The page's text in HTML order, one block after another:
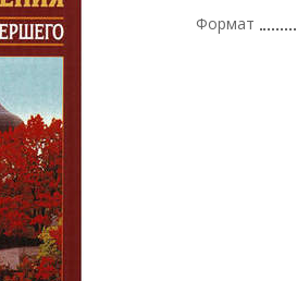
Формат